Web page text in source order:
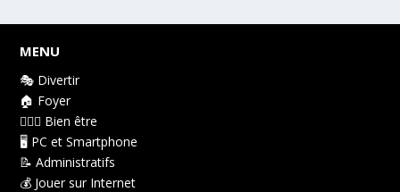
MENU
🎭 Divertir
🏠 Foyer
👩🏻‍⚕️ Bien être
🖥️ PC et Smartphone
📝 Administratifs
💰 Jouer sur Internet